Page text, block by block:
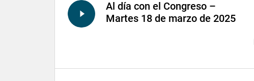
Al día con el Congreso –
Martes 18 de marzo de 2025